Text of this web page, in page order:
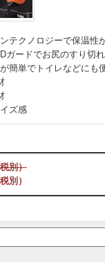
テクノロジーで保温性
ガードでお尻のすり切
簡単でトイレなどにも
ズ感
別）
別）